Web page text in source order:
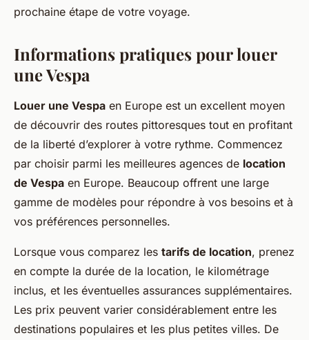
prochaine étape de votre voyage.
Informations pratiques pour louer
une Vespa
Louer une Vespa en Europe est un excellent moyen
de découvrir des routes pittoresques tout en profitant
de la liberté d’explorer à votre rythme. Commencez
par choisir parmi les meilleures agences de location
de Vespa en Europe. Beaucoup offrent une large
gamme de modèles pour répondre à vos besoins et à
vos préférences personnelles.
Lorsque vous comparez les tarifs de location, prenez
en compte la durée de la location, le kilométrage
inclus, et les éventuelles assurances supplémentaires.
Les prix peuvent varier considérablement entre les
destinations populaires et les plus petites villes. De